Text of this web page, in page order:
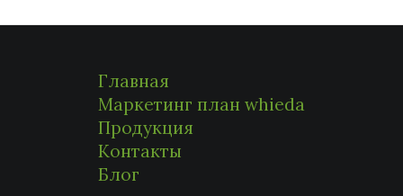
Главная
Маркетинг план whieda
Продукция
Контакты
Блог